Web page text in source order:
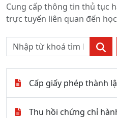
Cung cấp thông tin thủ tục
trực tuyến liên quan đến
Cấp giấy phép thành
Thu hồi chứng chỉ